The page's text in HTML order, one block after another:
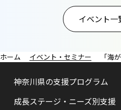
イベント一
イベント・セミナー 「海
神奈川県の支援プログラム
神奈川県の支援プログラム
成長ステージ・ニーズ別支援